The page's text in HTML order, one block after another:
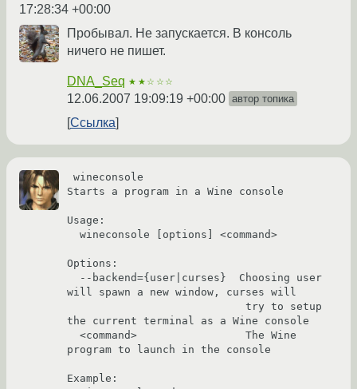
17:28:34 +00:00
Пробывал. Не запускается. В консоль
ничего не пишет.
DNA_Seq ★★☆☆☆
12.06.2007 19:09:19 +00:00 автор топика
Ссылка
Starts a program in a Wine console
Usage:
Options:
will spawn a new window, curses will
the current terminal as a Wine console
program to launch in the console
Example: